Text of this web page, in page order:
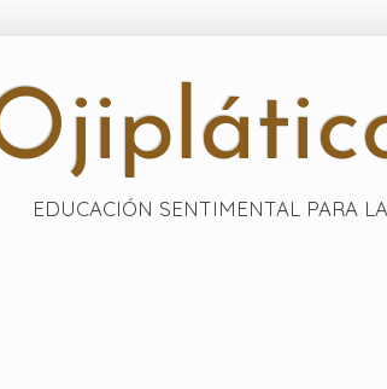
EDUCACIÓN SENTIMENTAL PARA